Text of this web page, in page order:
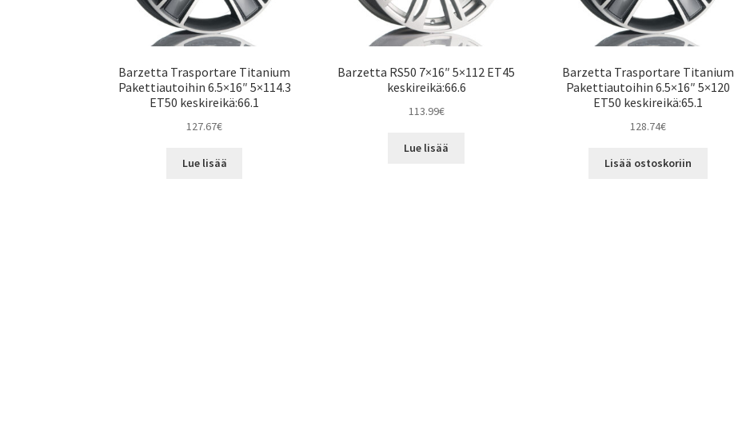
Barzetta Trasportare Titanium
Pakettiautoihin 6.5×16″ 5×114.3
ET50 keskireikä:66.1
127.67€
Lue lisää
Barzetta RS50 7×16″ 5×112 ET45
keskireikä:66.6
113.99€
Lue lisää
Barzetta Trasportare Titanium
Pakettiautoihin 6.5×16″ 5×120
ET50 keskireikä:65.1
128.74€
Lisää ostoskoriin